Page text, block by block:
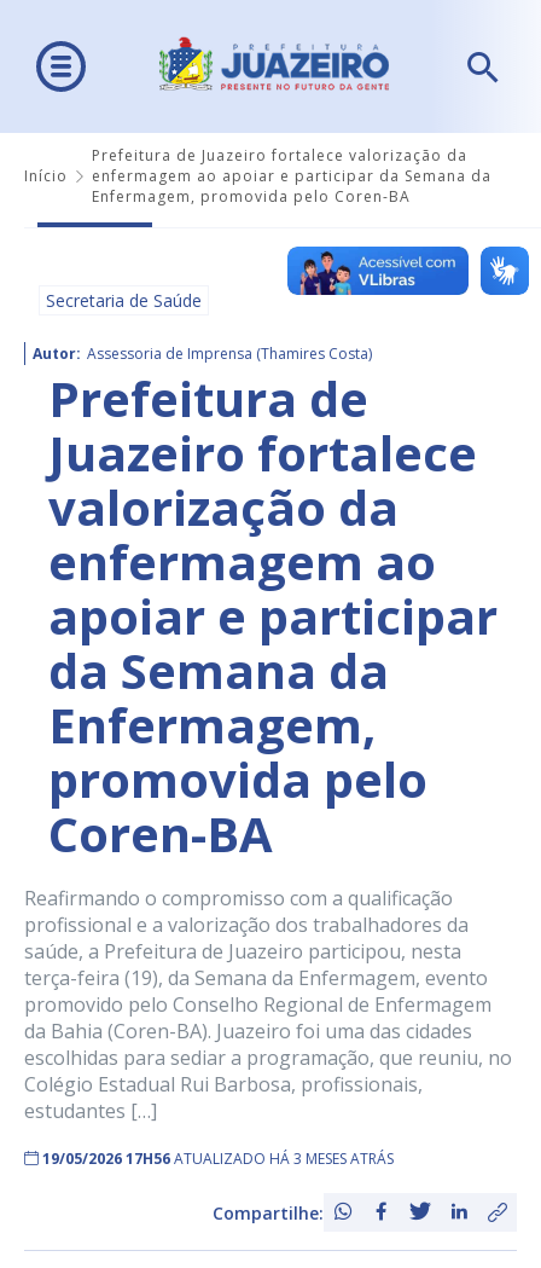
Início
Prefeitura de Juazeiro fortalece valorização da
enfermagem ao apoiar e participar da Semana da
Enfermagem, promovida pelo Coren-BA
Secretaria de Saúde
Autor: Assessoria de Imprensa (Thamires Costa)
Prefeitura de
Juazeiro fortalece
valorização da
enfermagem ao
apoiar e participar
da Semana da
Enfermagem,
promovida pelo
Coren-BA
Reafirmando o compromisso com a qualificação
profissional e a valorização dos trabalhadores da
saúde, a Prefeitura de Juazeiro participou, nesta
terça-feira (19), da Semana da Enfermagem, evento
promovido pelo Conselho Regional de Enfermagem
da Bahia (Coren-BA). Juazeiro foi uma das cidades
escolhidas para sediar a programação, que reuniu, no
Colégio Estadual Rui Barbosa, profissionais,
estudantes […]
19/05/2026 17H56ATUALIZADO HÁ 3 MESES ATRÁS
Compartilhe: